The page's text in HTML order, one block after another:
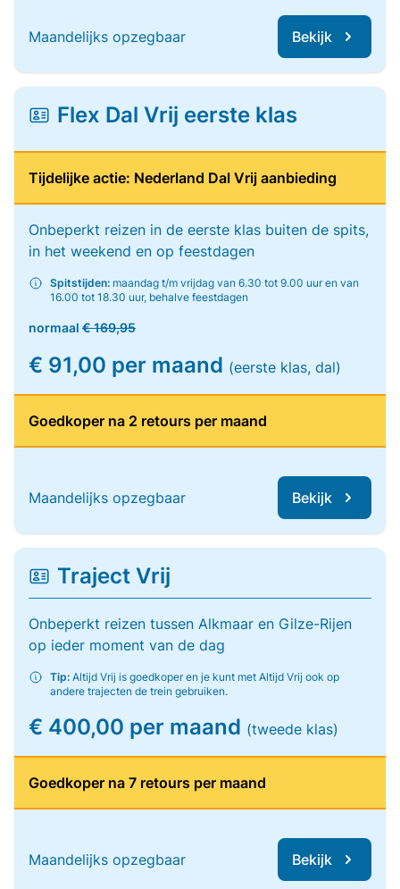
Maandelijks opzegbaar Bekijk
Flex Dal Vrij eerste klas
Tijdelijke actie: Nederland Dal Vrij aanbieding
Onbeperkt reizen in de eerste klas buiten de spits,
in het weekend en op feestdagen
Spitstijden: maandag t/m vrijdag van 6.30 tot 9.00 uur en van
16.00 tot 18.30 uur, behalve feestdagen
normaal € 169,95
€ 91,00 per maand (eerste klas, dal)
Goedkoper na 2 retours per maand
Maandelijks opzegbaar Bekijk
Traject Vrij
Onbeperkt reizen tussen Alkmaar en Gilze-Rijen
op ieder moment van de dag
Tip: Altijd Vrij is goedkoper en je kunt met Altijd Vrij ook op
andere trajecten de trein gebruiken.
€ 400,00 per maand (tweede klas)
Goedkoper na 7 retours per maand
Maandelijks opzegbaar Bekijk